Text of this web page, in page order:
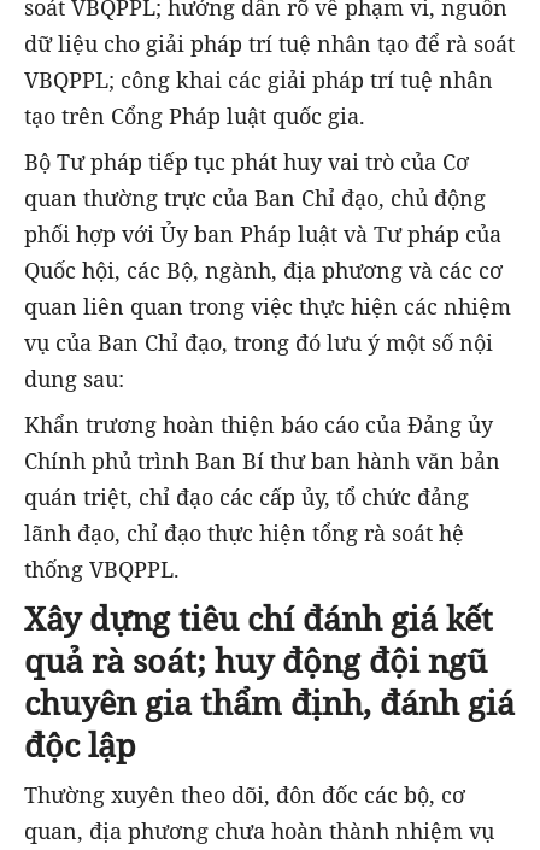
soát VBQPPL; hướng dẫn rõ về phạm vi, nguồn
dữ liệu cho giải pháp trí tuệ nhân tạo để rà soát
VBQPPL; công khai các giải pháp trí tuệ nhân
tạo trên Cổng Pháp luật quốc gia.
Bộ Tư pháp tiếp tục phát huy vai trò của Cơ
quan thường trực của Ban Chỉ đạo, chủ động
phối hợp với Ủy ban Pháp luật và Tư pháp của
Quốc hội, các Bộ, ngành, địa phương và các cơ
quan liên quan trong việc thực hiện các nhiệm
vụ của Ban Chỉ đạo, trong đó lưu ý một số nội
dung sau:
Khẩn trương hoàn thiện báo cáo của Đảng ủy
Chính phủ trình Ban Bí thư ban hành văn bản
quán triệt, chỉ đạo các cấp ủy, tổ chức đảng
lãnh đạo, chỉ đạo thực hiện tổng rà soát hệ
thống VBQPPL.
Xây dựng tiêu chí đánh giá kết
quả rà soát; huy động đội ngũ
chuyên gia thẩm định, đánh giá
độc lập
Thường xuyên theo dõi, đôn đốc các bộ, cơ
quan, địa phương chưa hoàn thành nhiệm vụ